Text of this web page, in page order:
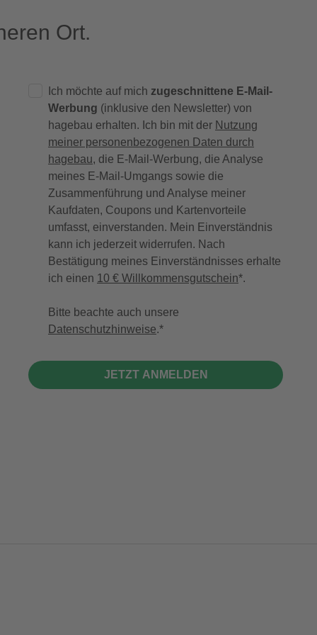
Ort.
Ich möchte auf mich zugeschnittene E-Mail-
Werbung (inklusive den Newsletter) von
hagebau erhalten. Ich bin mit der Nutzung
meiner personenbezogenen Daten durch
hagebau, die E-Mail-Werbung, die Analyse
meines E-Mail-Umgangs sowie die
Zusammenführung und Analyse meiner
Kaufdaten, Coupons und Kartenvorteile
umfasst, einverstanden. Mein Einverständnis
kann ich jederzeit widerrufen. Nach
Bestätigung meines Einverständnisses erhalte
ich einen 10 € Willkommensgutschein*.
Bitte beachte auch unsere
Datenschutzhinweise.
JETZT ANMELDEN